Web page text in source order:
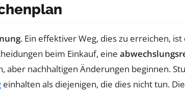
. Ein effektiver Weg, dies zu erreichen,
beim Einkauf, eine
nachhaltigen Änderungen beginnen.
einhalten als diejenigen, die dies nicht tun.